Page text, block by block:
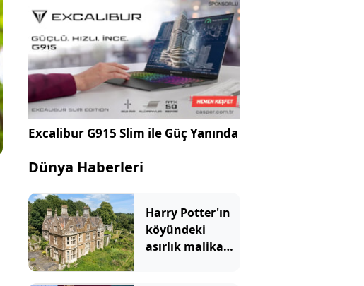
Excalibur G915 Slim ile Güç Yanında
Dünya Haberleri
Harry Potter'ın
köyündeki
asırlık malikane